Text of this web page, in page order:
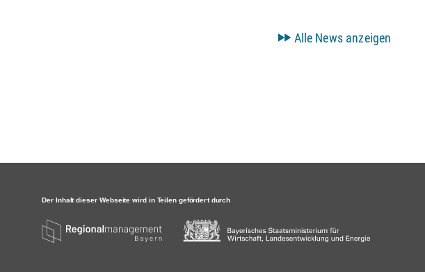
Alle News anzeigen